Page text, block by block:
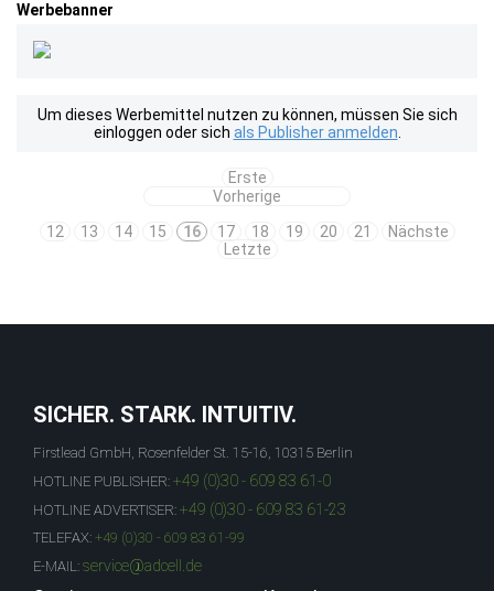
Werbebanner
Um dieses Werbemittel nutzen zu können, müssen Sie sich
einloggen oder sich als Publisher anmelden
Erste
Vorherige
12
13 14 15 16 17 18 19 20 21
Nächste
Letzte
SICHER. STARK. INTUITIV.
Firstlead GmbH, Rosenfelder St. 15-16, 10315 Berlin
HOTLINE PUBLISHER: +49 (0)30 - 609 83 61-0
HOTLINE ADVERTISER: +49 (0)30 - 609 83 61-23
TELEFAX: +49 (0)30 - 609 83 61-99
E-MAIL: service@adcell.de